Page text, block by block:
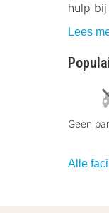
hulp
Lees
Geen
Alle